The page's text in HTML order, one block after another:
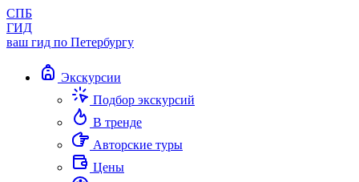
СПБ
ГИД
ваш гид по Петербургу
Экскурсии
Подбор экскурсий
В тренде
Авторские туры
Цены